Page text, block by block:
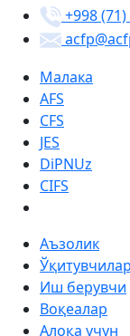
+998
Малака
AFS
CFS
JES
DiPNUz
CIFS
Аъзолик
Иш берувчи
Воқеалар
Алоқа учун